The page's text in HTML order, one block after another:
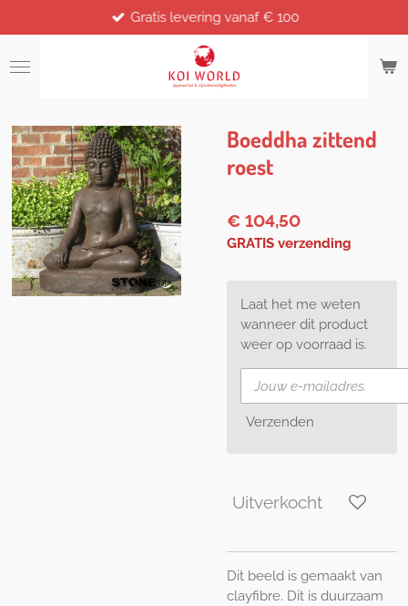
direct
naar
de
Gratis levering vanaf € 100
Boeddha zittend
roest
€ 104,50
GRATIS verzending
Laat het me weten
wanneer dit product
weer op voorraad is.
Verzenden
Uitverkocht
Dit beeld is gemaakt van
clayfibre. Dit is duurzaam